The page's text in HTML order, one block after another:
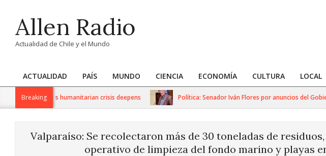
contentAllen Radio
Actualidad de Chile y el Mundo
Primary
Navigation
ACTUALIDAD PAÍS MUNDO CIENCIA ECONOMÍA CULTURA LOCAL
Breaking
sanctions as humanitarian crisis deepens Política: Senador Iván Flores por anuncios del
Valparaíso: Se recolectaron más de 30 toneladas de
operativo de limpieza del fondo marino y playas